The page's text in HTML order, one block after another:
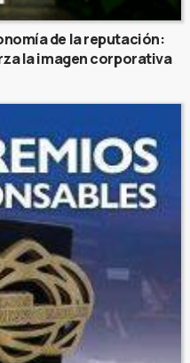
de la reputación:
la imagen corporativa